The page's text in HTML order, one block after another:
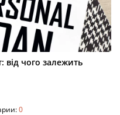
чого залежить
0